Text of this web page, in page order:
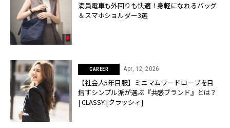
満員電車も外回りも快適！身軽になれるバッグ
＆スマホショルダー3選
CAREER Apr, 12, 2026
【社会人5年目服】ミニマムワードローブを目
指すシンプル派が選ぶ『共感ブランド』とは？
| CLASSY.[クラッシィ]